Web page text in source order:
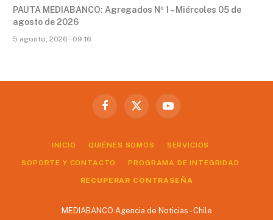
PAUTA MEDIABANCO: Agregados Nº 1 – Miércoles 05 de
agosto de 2026
5 agosto, 2026 - 09:16
Facebook
X
YouTube
INICIO QUIÉNES SOMOS SERVICIOS
SOPORTE Y CONTACTO PROGRAMA DE INTEGRIDAD
RECUPERAR CONTRASEÑA
MEDIABANCO Agencia de Noticias - Chile